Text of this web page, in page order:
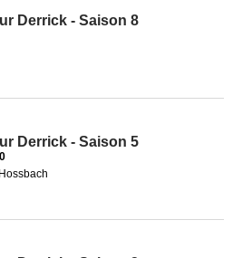
Derrick - Saison 8
Derrick - Saison 5